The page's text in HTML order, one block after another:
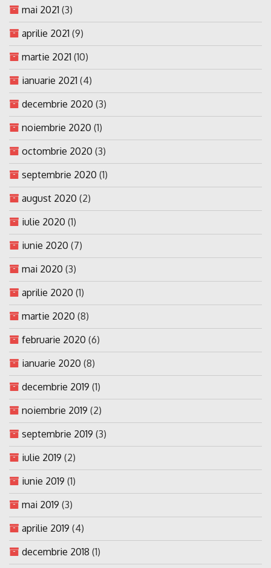
mai 2021 (3)
aprilie 2021 (9)
martie 2021 (10)
ianuarie 2021 (4)
decembrie 2020 (3)
noiembrie 2020 (1)
octombrie 2020 (3)
septembrie 2020 (1)
august 2020 (2)
iulie 2020 (1)
iunie 2020 (7)
mai 2020 (3)
aprilie 2020 (1)
martie 2020 (8)
februarie 2020 (6)
ianuarie 2020 (8)
decembrie 2019 (1)
noiembrie 2019 (2)
septembrie 2019 (3)
iulie 2019 (2)
iunie 2019 (1)
mai 2019 (3)
aprilie 2019 (4)
decembrie 2018 (1)